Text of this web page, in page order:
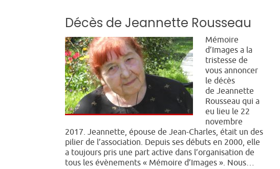
Décès de Jeannette Rousseau
Mémoire
d’Images a la
tristesse de
vous annoncer
le décès
de Jeannette
Rousseau qui a
eu lieu le 22
novembre
2017. Jeannette, épouse de Jean-Charles, était un des
pilier de l’association. Depuis ses débuts en 2000, elle
a toujours pris une part active dans l’organisation de
tous les évènements « Mémoire d’Images ». Nous…